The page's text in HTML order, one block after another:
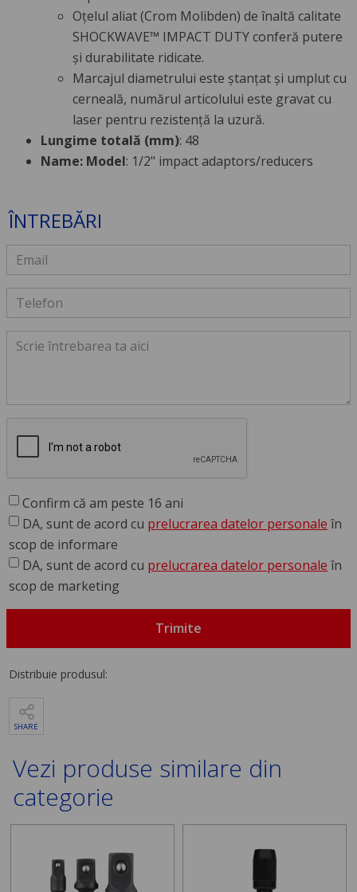
Oțelul aliat (Crom Molibden) de înaltă calitate
SHOCKWAVE™ IMPACT DUTY conferă putere
și durabilitate ridicate.
Marcajul diametrului este ștanțat și umplut cu
cerneală, numărul articolului este gravat cu
laser pentru rezistență la uzură.
Lungime totală (mm): 48
Name: Model: 1/2" impact adaptors/reducers
ÎNTREBĂRI
Confirm că am peste 16 ani
DA, sunt de acord cu prelucrarea datelor personale în
scop de informare
DA, sunt de acord cu prelucrarea datelor personale în
scop de marketing
Trimite
Distribuie produsul:
SHARE
Vezi produse similare din
categorie